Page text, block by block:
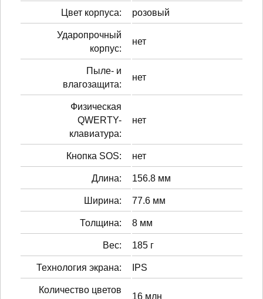
Цвет корпуса: розовый
Ударопрочный
корпус:
нет
Пыле- и
влагозащита:
нет
Физическая
QWERTY-
клавиатура:
нет
Кнопка SOS: нет
Длина: 156.8 мм
Ширина: 77.6 мм
Толщина: 8 мм
Вес: 185 г
Технология экрана: IPS
Количество цветов
16 млн